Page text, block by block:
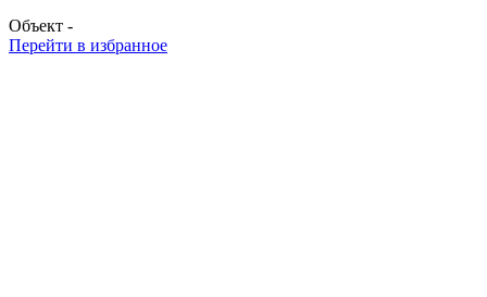
Объект -
Перейти в избранное